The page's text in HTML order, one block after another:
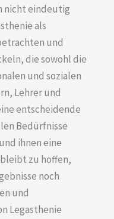
nicht eindeutig
als
und
die sowohl die
und sozialen
Lehrer und
entscheidende
Bedürfnisse
ihnen eine
zu hoffen,
noch
und
Legasthenie